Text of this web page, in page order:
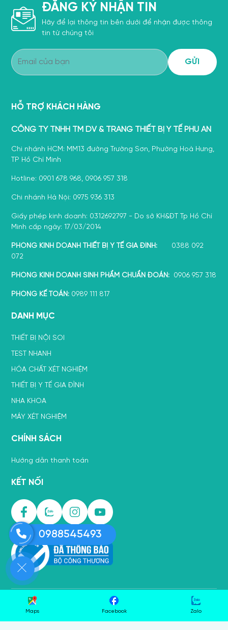
ĐĂNG KÝ NHẬN TIN
Hãy để lại thông tin bên dưới để nhận được thông
tin từ chúng tôi
HỖ TRỢ KHÁCH HÀNG
CÔNG TY TNHH TM DV & TRANG THIẾT BỊ Y TẾ PHÚ AN
Chi nhánh HCM: MM13 đường Trường Sơn, Phường Hoà Hưng,
TP Hồ Chí Minh
Hotline: 0901 678 968, 0906 957 318
Chi nhánh Hà Nội: 0975 936 313
Giấy phép kinh doanh: 0312692797 - Do sở KH&ĐT Tp Hồ Chí
Minh cấp ngày: 17/03/2014
PHÒNG KINH DOANH THIẾT BỊ Y TẾ GIA ĐÌNH: 0388 092
072
PHÒNG KINH DOANH SINH PHẨM CHUẨN ĐOÁN: 0906 957 318
PHÒNG KẾ TOÁN: 0989 111 817
DANH MỤC
THIẾT BỊ NỘI SOI
TEST NHANH
HÓA CHẤT XÉT NGHIỆM
THIẾT BỊ Y TẾ GIA ĐÌNH
NHA KHOA
MÁY XÉT NGHIỆM
CHÍNH SÁCH
Hướng dẫn thanh toán
KẾT NỐI
CÔNG TY TNHH TM DV & TRANG THIẾT BỊ Y TẾ PHÚ AN. All
rights reserved. Designed by NiNa Co.,Ltd
0988545493
Maps Facebook Zalo